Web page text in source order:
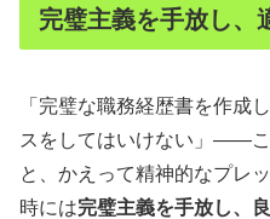
完璧主義を手放し、
「完璧な職務経歴書を作成
スをしてはいけない」――
と、かえって精神的なプレ
時には完璧主義を手放し、